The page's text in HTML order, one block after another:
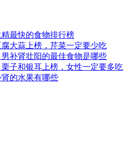
最快的食物排行榜
大蒜上榜，芹菜一定要少吃
补肾壮阳的最佳食物是哪些
子和银耳上榜，女性一定要多吃
的水果有哪些